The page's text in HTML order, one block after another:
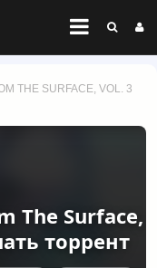
THE SURFACE, VOL. 3
The Surface,
торрент